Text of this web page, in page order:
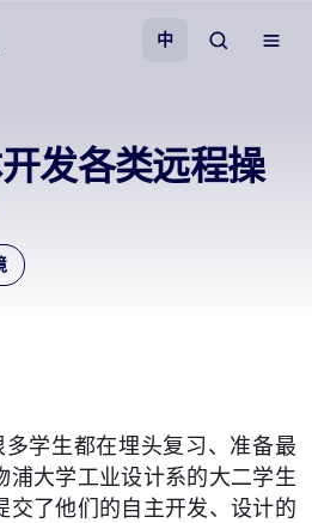
中
发各类远程操
学生都在埋头复习、准备最
浦大学工业设计系的大二学生
交了他们的自主开发、设计的